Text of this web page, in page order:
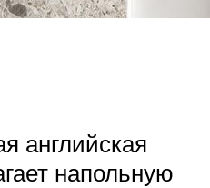
английская
напольную